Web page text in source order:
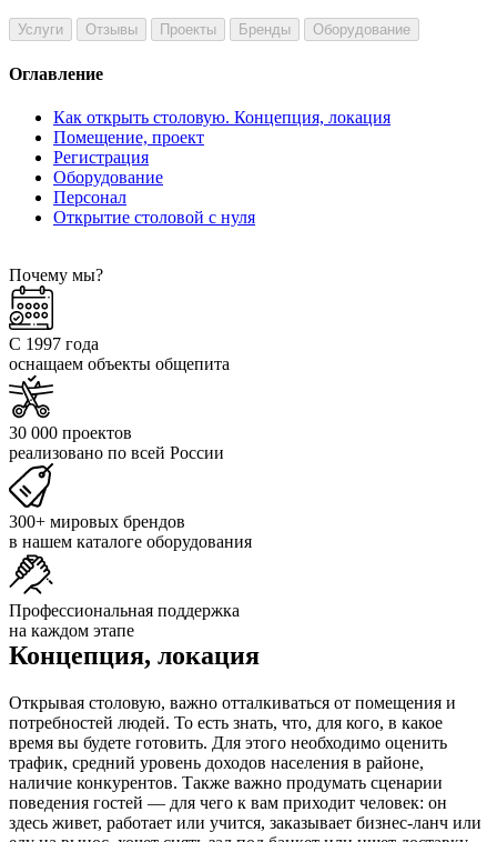
Услуги Отзывы Проекты Бренды Оборудование
Оглавление
Как открыть столовую. Концепция, локация
Помещение, проект
Регистрация
Оборудование
Персонал
Открытие столовой с нуля
Почему мы?
С 1997 года
оснащаем объекты общепита
30 000 проектов
реализовано по всей России
300+ мировых брендов
в нашем каталоге оборудования
Профессиональная поддержка
на каждом этапе
Концепция, локация
Открывая столовую, важно отталкиваться от помещения и
потребностей людей. То есть знать, что, для кого, в какое
время вы будете готовить. Для этого необходимо оценить
трафик, средний уровень доходов населения в районе,
наличие конкурентов. Также важно продумать сценарии
поведения гостей — для чего к вам приходит человек: он
здесь живет, работает или учится, заказывает бизнес-ланч или